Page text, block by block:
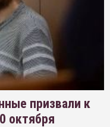
призвали к
октября